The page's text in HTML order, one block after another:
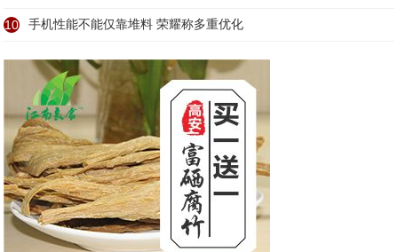
10 手机性能不能仅靠堆料 荣耀称多重优化